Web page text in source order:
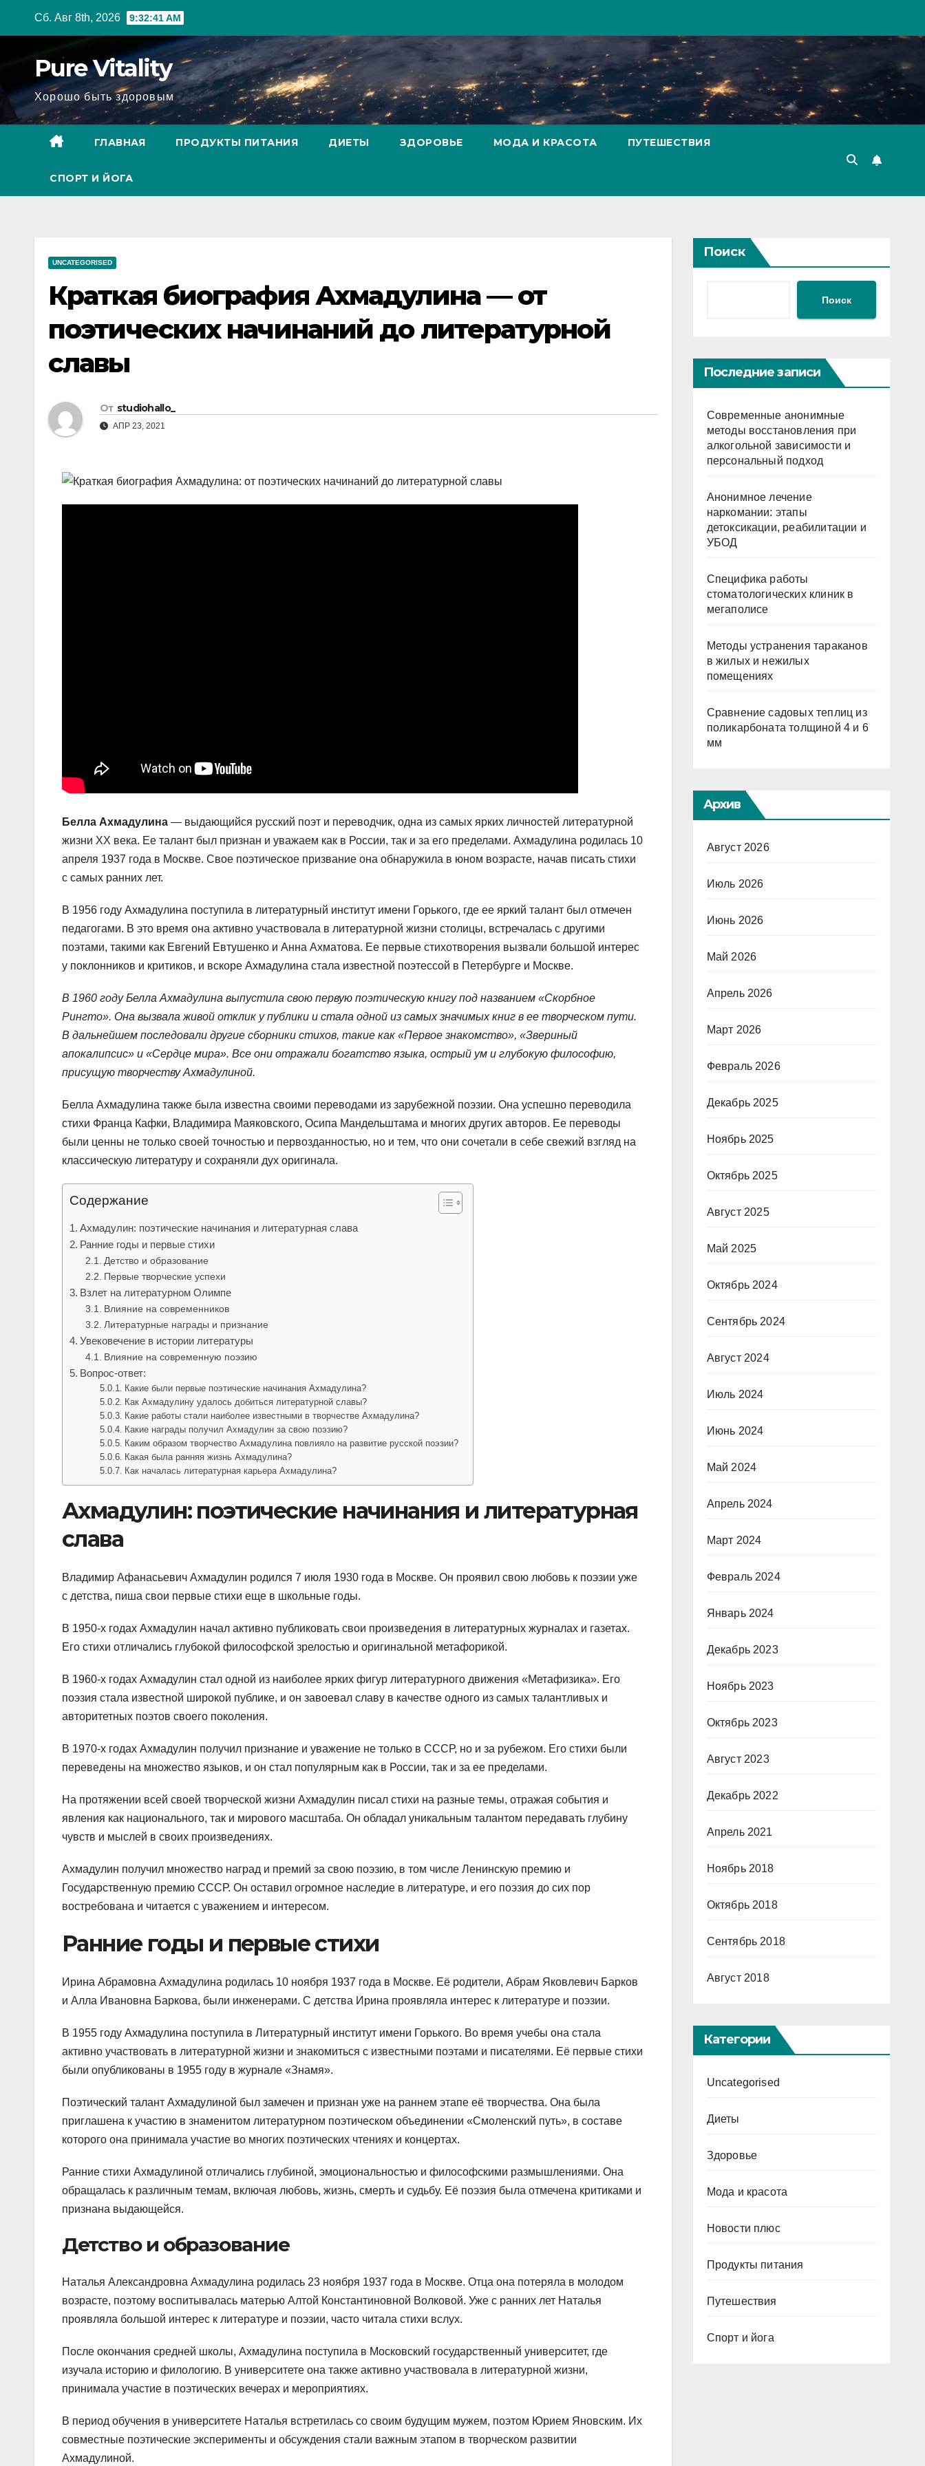
Сб. Авг 8th, 2026 9:32:42 AM
Pure Vitality
Хорошо быть здоровым
ГЛАВНАЯ ПРОДУКТЫ ПИТАНИЯ ДИЕТЫ ЗДОРОВЬЕ МОДА И КРАСОТА ПУТЕШЕСТВИЯ
СПОРТ И ЙОГА
UNCATEGORISED
Краткая биография Ахмадулина — от
поэтических начинаний до литературной
славы
От studiohallo_
АПР 23, 2021
Белла Ахмадулина — выдающийся русский поэт и переводчик, одна из самых ярких личностей литературной
жизни XX века. Ее талант был признан и уважаем как в России, так и за его пределами. Ахмадулина родилась 10
апреля 1937 года в Москве. Свое поэтическое призвание она обнаружила в юном возрасте, начав писать стихи
с самых ранних лет.
В 1956 году Ахмадулина поступила в литературный институт имени Горького, где ее яркий талант был отмечен
педагогами. В это время она активно участвовала в литературной жизни столицы, встречалась с другими
поэтами, такими как Евгений Евтушенко и Анна Ахматова. Ее первые стихотворения вызвали большой интерес
у поклонников и критиков, и вскоре Ахмадулина стала известной поэтессой в Петербурге и Москве.
В 1960 году Белла Ахмадулина выпустила свою первую поэтическую книгу под названием «Скорбное
Рингто». Она вызвала живой отклик у публики и стала одной из самых значимых книг в ее творческом пути.
В дальнейшем последовали другие сборники стихов, такие как «Первое знакомство», «Звериный
апокалипсис» и «Сердце мира». Все они отражали богатство языка, острый ум и глубокую философию,
присущую творчеству Ахмадулиной.
Белла Ахмадулина также была известна своими переводами из зарубежной поэзии. Она успешно переводила
стихи Франца Кафки, Владимира Маяковского, Осипа Мандельштама и многих других авторов. Ее переводы
были ценны не только своей точностью и первозданностью, но и тем, что они сочетали в себе свежий взгляд на
классическую литературу и сохраняли дух оригинала.
Содержание
Ахмадулин: поэтические начинания и литературная слава
Ранние годы и первые стихи
Детство и образование
Первые творческие успехи
Взлет на литературном Олимпе
Влияние на современников
Литературные награды и признание
Увековечение в истории литературы
Влияние на современную поэзию
Вопрос-ответ:
Какие были первые поэтические начинания Ахмадулина?
Как Ахмадулину удалось добиться литературной славы?
Какие работы стали наиболее известными в творчестве Ахмадулина?
Какие награды получил Ахмадулин за свою поэзию?
Каким образом творчество Ахмадулина повлияло на развитие русской поэзии?
Какая была ранняя жизнь Ахмадулина?
Как началась литературная карьера Ахмадулина?
Ахмадулин: поэтические начинания и литературная
слава
Владимир Афанасьевич Ахмадулин родился 7 июля 1930 года в Москве. Он проявил свою любовь к поэзии уже
с детства, пиша свои первые стихи еще в школьные годы.
В 1950-х годах Ахмадулин начал активно публиковать свои произведения в литературных журналах и газетах.
Его стихи отличались глубокой философской зрелостью и оригинальной метафорикой.
В 1960-х годах Ахмадулин стал одной из наиболее ярких фигур литературного движения «Метафизика». Его
поэзия стала известной широкой публике, и он завоевал славу в качестве одного из самых талантливых и
авторитетных поэтов своего поколения.
В 1970-х годах Ахмадулин получил признание и уважение не только в СССР, но и за рубежом. Его стихи были
переведены на множество языков, и он стал популярным как в России, так и за ее пределами.
На протяжении всей своей творческой жизни Ахмадулин писал стихи на разные темы, отражая события и
явления как национального, так и мирового масштаба. Он обладал уникальным талантом передавать глубину
чувств и мыслей в своих произведениях.
Ахмадулин получил множество наград и премий за свою поэзию, в том числе Ленинскую премию и
Государственную премию СССР. Он оставил огромное наследие в литературе, и его поэзия до сих пор
востребована и читается с уважением и интересом.
Ранние годы и первые стихи
Ирина Абрамовна Ахмадулина родилась 10 ноября 1937 года в Москве. Её родители, Абрам Яковлевич Барков
и Алла Ивановна Баркова, были инженерами. С детства Ирина проявляла интерес к литературе и поэзии.
В 1955 году Ахмадулина поступила в Литературный институт имени Горького. Во время учебы она стала
активно участвовать в литературной жизни и знакомиться с известными поэтами и писателями. Её первые стихи
были опубликованы в 1955 году в журнале «Знамя».
Поэтический талант Ахмадулиной был замечен и признан уже на раннем этапе её творчества. Она была
приглашена к участию в знаменитом литературном поэтическом объединении «Смоленский путь», в составе
которого она принимала участие во многих поэтических чтениях и концертах.
Ранние стихи Ахмадулиной отличались глубиной, эмоциональностью и философскими размышлениями. Она
обращалась к различным темам, включая любовь, жизнь, смерть и судьбу. Её поэзия была отмечена критиками и
признана выдающейся.
Детство и образование
Наталья Александровна Ахмадулина родилась 23 ноября 1937 года в Москве. Отца она потеряла в молодом
возрасте, поэтому воспитывалась матерью Алтой Константиновной Волковой. Уже с ранних лет Наталья
проявляла большой интерес к литературе и поэзии, часто читала стихи вслух.
После окончания средней школы, Ахмадулина поступила в Московский государственный университет, где
изучала историю и филологию. В университете она также активно участвовала в литературной жизни,
принимала участие в поэтических вечерах и мероприятиях.
В период обучения в университете Наталья встретилась со своим будущим мужем, поэтом Юрием Яновским. Их
совместные поэтические эксперименты и обсуждения стали важным этапом в творческом развитии
Ахмадулиной.
Поиск
Поиск
Последние записи
Современные анонимные
методы восстановления при
алкогольной зависимости и
персональный подход
Анонимное лечение
наркомании: этапы
детоксикации, реабилитации и
УБОД
Специфика работы
стоматологических клиник в
мегаполисе
Методы устранения тараканов
в жилых и нежилых
помещениях
Сравнение садовых теплиц из
поликарбоната толщиной 4 и 6
мм
Архив
Август 2026
Июль 2026
Июнь 2026
Май 2026
Апрель 2026
Март 2026
Февраль 2026
Декабрь 2025
Ноябрь 2025
Октябрь 2025
Август 2025
Май 2025
Октябрь 2024
Сентябрь 2024
Август 2024
Июль 2024
Июнь 2024
Май 2024
Апрель 2024
Март 2024
Февраль 2024
Январь 2024
Декабрь 2023
Ноябрь 2023
Октябрь 2023
Август 2023
Декабрь 2022
Апрель 2021
Ноябрь 2018
Октябрь 2018
Сентябрь 2018
Август 2018
Категории
Uncategorised
Диеты
Здоровье
Мода и красота
Новости плюс
Продукты питания
Путешествия
Спорт и йога